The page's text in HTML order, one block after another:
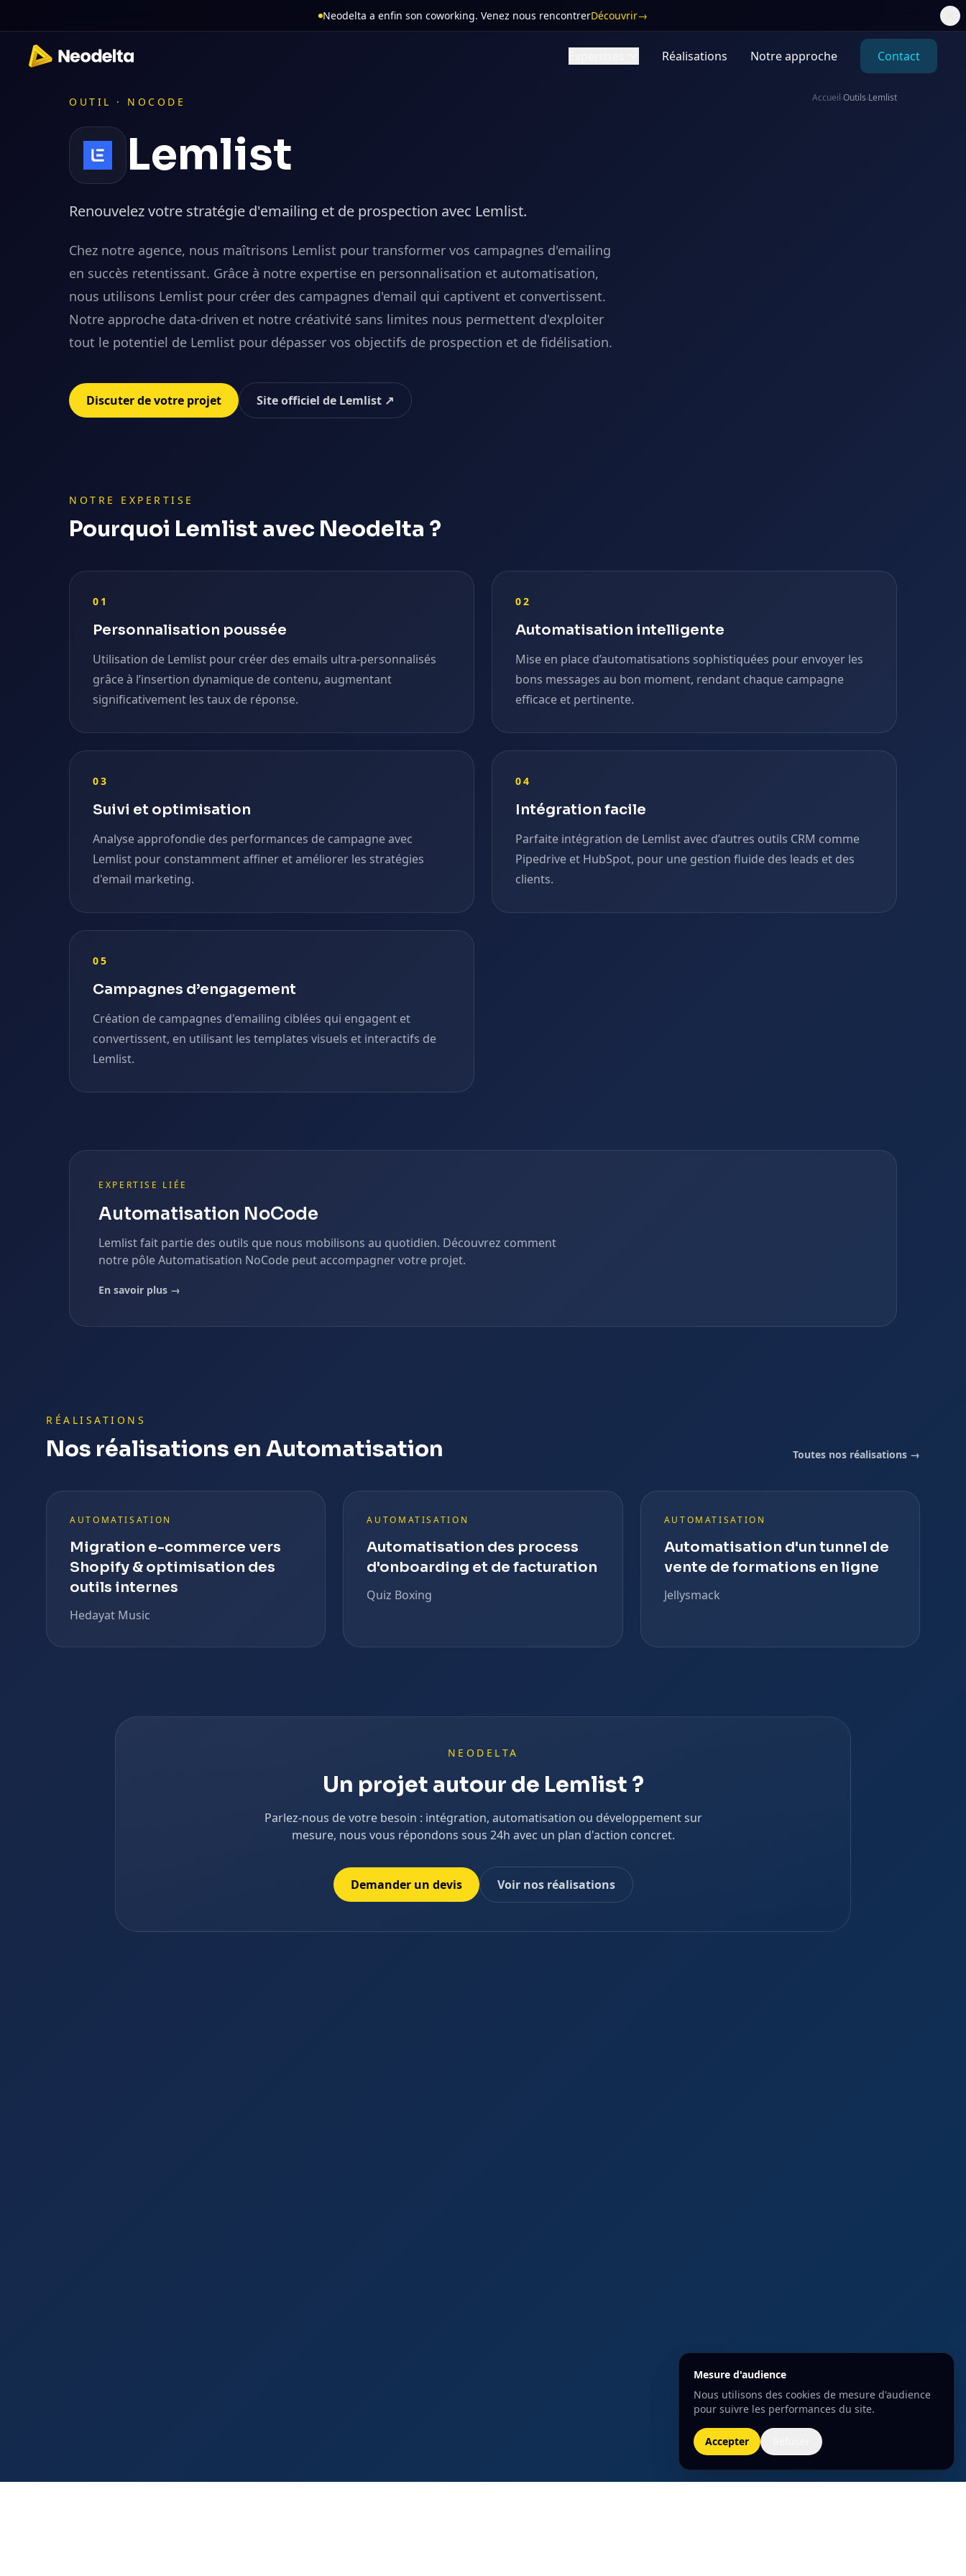
Neodelta a enfin son coworking. Venez nous rencontrerDécouvrir→
Réalisations Notre approche Contact
Accueil›Outils›Lemlist
OUTIL · NOCODE
Lemlist
Renouvelez votre stratégie d'emailing et de prospection avec Lemlist.
Chez notre agence, nous maîtrisons Lemlist pour transformer vos campagnes d'emailing
en succès retentissant. Grâce à notre expertise en personnalisation et automatisation,
nous utilisons Lemlist pour créer des campagnes d'email qui captivent et convertissent.
Notre approche data-driven et notre créativité sans limites nous permettent d'exploiter
tout le potentiel de Lemlist pour dépasser vos objectifs de prospection et de fidélisation.
Discuter de votre projet Site officiel de Lemlist ↗
NOTRE EXPERTISE
Pourquoi Lemlist avec Neodelta ?
01
Personnalisation poussée
Utilisation de Lemlist pour créer des emails ultra-personnalisés
grâce à l’insertion dynamique de contenu, augmentant
significativement les taux de réponse.
02
Automatisation intelligente
Mise en place d’automatisations sophistiquées pour envoyer les
bons messages au bon moment, rendant chaque campagne
efficace et pertinente.
03
Suivi et optimisation
Analyse approfondie des performances de campagne avec
Lemlist pour constamment affiner et améliorer les stratégies
d'email marketing.
04
Intégration facile
Parfaite intégration de Lemlist avec d’autres outils CRM comme
Pipedrive et HubSpot, pour une gestion fluide des leads et des
clients.
05
Campagnes d’engagement
Création de campagnes d'emailing ciblées qui engagent et
convertissent, en utilisant les templates visuels et interactifs de
Lemlist.
EXPERTISE LIÉE
Automatisation NoCode
Lemlistfait partie des outils que nous mobilisons au quotidien. Découvrez comment
notre pôleAutomatisation NoCode peut accompagner votre projet.
En savoir plus →
RÉALISATIONS
Nos réalisations en Automatisation Toutes nos réalisations →
AUTOMATISATION
Migration e-commerce vers
Shopify & optimisation des
outils internes
Hedayat Music
AUTOMATISATION
Automatisation des process
d'onboarding et de facturation
Quiz Boxing
AUTOMATISATION
Automatisation d'un tunnel de
vente de formations en ligne
Jellysmack
NEODELTA
Un projet autour de Lemlist ?
Parlez-nous de votre besoin : intégration, automatisation ou développement sur
mesure, nous vous répondons sous 24h avec un plan d'action concret.
Demander un devis Voir nos réalisations
Mesure d'audience
Nous utilisons des cookies de mesure d'audience
pour suivre les performances du site.
Accepter